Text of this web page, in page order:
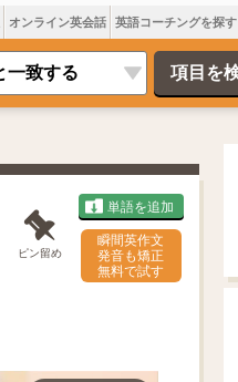
オンライン英会話 英語コーチングを探す
ピン留め
単語を追加
瞬間英作文
発音も矯正
無料で試す